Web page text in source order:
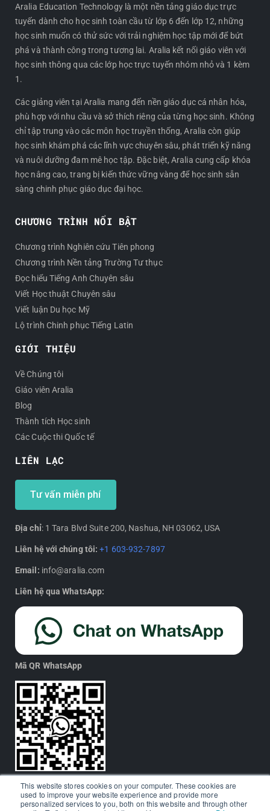
This website stores cookies on your computer. These cookies are
used to improve your website experience and provide more
personalized services to you, both on this website and through other
e
b
o
o
k
t
a
g
r
a
e
a
d
s
t
o
k
Aralia Education Technology là một nền tảng giáo dục trực
tuyến dành cho học sinh toàn cầu từ lớp 6 đến lớp 12, những
học sinh muốn có thử sức với trải nghiệm học tập mới để bứt
phá và thành công trong tương lai. Aralia kết nối giáo viên với
học sinh thông qua các lớp học trực tuyến nhóm nhỏ và 1 kèm
1.
Các giảng viên tại Aralia mang đến nền giáo dục cá nhân hóa,
phù hợp với nhu cầu và sở thích riêng của từng học sinh. Không
chỉ tập trung vào các môn học truyền thống, Aralia còn giúp
học sinh khám phá các lĩnh vực chuyên sâu, phát triển kỹ năng
và nuôi dưỡng đam mê học tập. Đặc biệt, Aralia cung cấp khóa
học nâng cao, trang bị kiến thức vững vàng để học sinh sẵn
sàng chinh phục giáo dục đại học.
CHƯƠNG TRÌNH NỔI BẬT
Chương trình Nghiên cứu Tiên phong
Chương trình Nền tảng Trường Tư thục
Đọc hiểu Tiếng Anh Chuyên sâu
Viết Học thuật Chuyên sâu
Viết luận Du học Mỹ
Lộ trình Chinh phục Tiếng Latin
GIỚI THIỆU
Về Chúng tôi
Giáo viên Aralia
Blog
Thành tích Học sinh
Các Cuộc thi Quốc tế
LIÊN LẠC
Tư vấn miễn phí
Địa chỉ: 1 Tara Blvd Suite 200, Nashua, NH 03062, USA
Liên hệ với chúng tôi: +1 603-932-7897
Email: info@aralia.com
Liên hệ qua WhatsApp:
Mã QR WhatsApp